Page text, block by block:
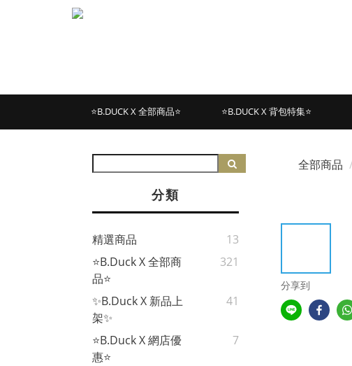
⭐B.DUCK X 全部商品⭐ ⭐B.DUCK X 背包特集⭐
分類
精選商品
13
⭐B.Duck X 全部商
品⭐
321
✨B.Duck X 新品上
架✨
41
⭐B.Duck X 網店優
惠⭐
7
全部商品
分享到